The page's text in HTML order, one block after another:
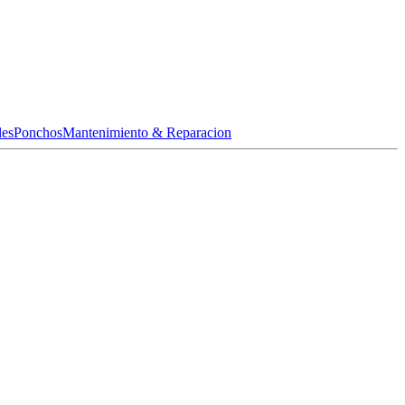
PonchosMantenimiento & Reparacion